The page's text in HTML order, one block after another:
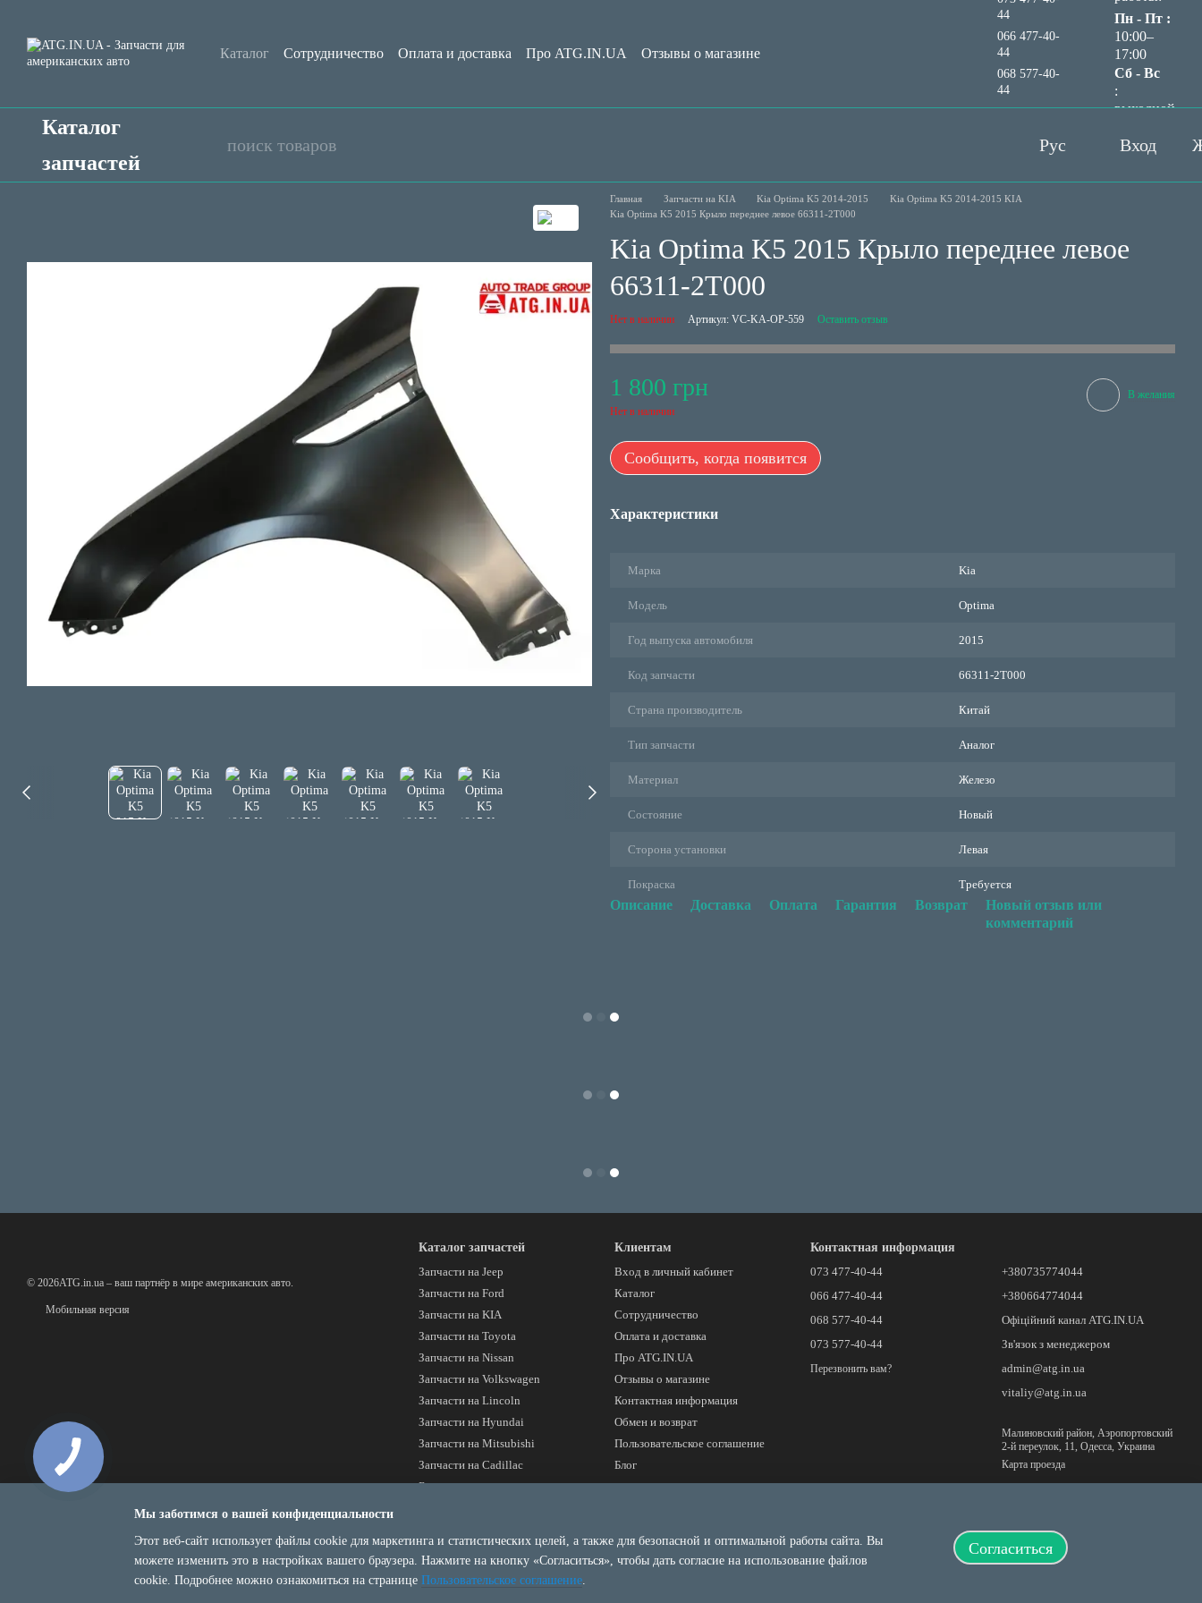
Каталог Сотрудничество Оплата и доставка Про ATG.IN.UA
Отзывы о магазине
44
066 477-40-
44
068 577-40-
44
Перезвонить вам?
Пн - Пт :
10:00–
17:00
Сб - Вс
:
выходной
Каталог
запчастей
Рус Вход
Главная Запчасти на KIA Kia Optima K5 2014-2015
Kia Optima K5 2014-2015 KIA
Kia Optima K5 2015 Крыло переднее левое 66311-2T000
Kia Optima K5 2015 Крыло переднее левое
66311-2T000
Нет в наличии Артикул: VC-KA-OP-559 Оставить отзыв
1 800 грн
Нет в наличии
В желания
Сообщить, когда появится
Характеристики
Марка Kia
Модель Optima
Год выпуска автомобиля 2015
Код запчасти 66311-2T000
Страна производитель Китай
Тип запчасти Аналог
Материал Железо
Состояние Новый
Сторона установки Левая
Покраска Требуется
Описание Доставка Оплата Гарантия Возврат
Новый отзыв или
комментарий
© 2026ATG.in.ua – ваш партнёр в мире американских авто.
Мобильная версия
Интернет-магазин создан с Хорошоп
Каталог запчастей
Запчасти на Jeep
Запчасти на Ford
Запчасти на KIA
Запчасти на Toyota
Запчасти на Nissan
Запчасти на Volkswagen
Запчасти на Lincoln
Запчасти на Hyundai
Запчасти на Mitsubishi
Запчасти на Cadillac
Бренды
восстановление
Клиентам
Вход в личный кабинет
Каталог
Сотрудничество
Оплата и доставка
Про ATG.IN.UA
Отзывы о магазине
Контактная информация
Обмен и возврат
Пользовательское соглашение
Блог
Контактная информация
073 477-40-44
066 477-40-44
068 577-40-44
073 577-40-44
Перезвонить вам?
+380735774044
+380664774044
Офіційний канал ATG.IN.UA
Зв'язок з менеджером
admin@atg.in.ua
vitaliy@atg.in.ua
Малиновский район, Аэропортовский
2-й переулок, 11, Одесса, Украина
Карта проезда
Мы заботимся о вашей конфиденциальности
Этот веб-сайт использует файлы cookie для маркетинга и статистических целей, а также для безопасной и оптимальной работы сайта. Вы
можете изменить это в настройках вашего браузера. Нажмите на кнопку «Согласиться», чтобы дать согласие на использование файлов
cookie. Подробнее можно ознакомиться на странице Пользовательское соглашение.
Согласиться